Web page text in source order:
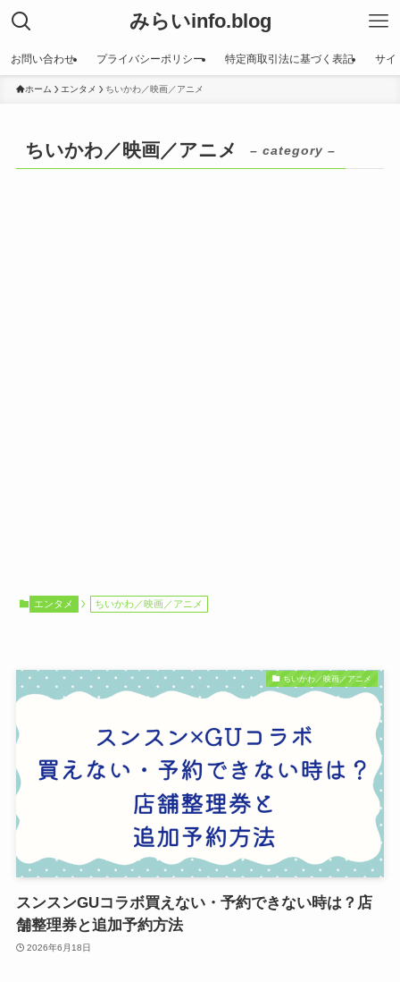
みらいinfo.blog
お問い合わせ プライバシーポリシー 特定商取引法に基づく表記 サイ
ホーム エンタメ ちいかわ／映画／アニメ
ちいかわ／映画／アニメ – category –
エンタメ ちいかわ／映画／アニメ
ちいかわ／映画／アニメ
スンスンGUコラボ買えない・予約できない時は？店
舗整理券と追加予約方法
2026年6月18日